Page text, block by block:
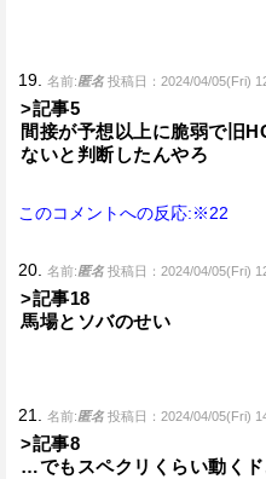
19. 名前:匿名 投稿日：2024/04/05(Fri)
>記事5
間接が予想以上に脆弱で旧
ないと判断したんやろ
このコメントへの反応:※22
20. 名前:匿名 投稿日：2024/04/05(Fri)
>記事18
馬場とソバのせい
21. 名前:匿名 投稿日：2024/04/05(Fri)
>記事8
…でもスペクリくらい動く